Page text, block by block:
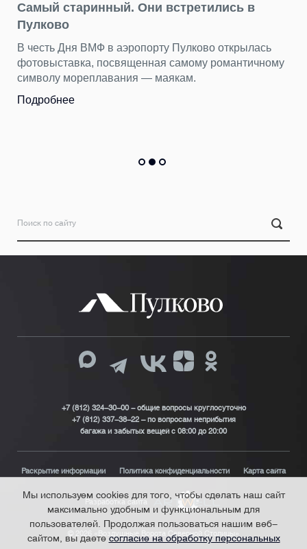
Самый старинный. Они встретились в
Пулково
В честь Дня ВМФ в аэропорту Пулково открылась
фотовыставка, посвященная самому романтичному
символу мореплавания — маякам.
Подробнее
+7 (812) 324-30-00 - общие вопросы круглосуточно
+7 (812) 337-38-22 – по вопросам неприбытия
багажа и забытых вещей с 08:00 до 20:00
Раскрытие информации Политика конфиденциальности Карта сайта
Разработка сайта
© 2026 «Воздушные Ворота Северной Столицы»
Мы используем cookies для того, чтобы сделать наш сайт
максимально удобным и функциональным для
пользователей. Продолжая пользоваться нашим веб-
сайтом, вы даетесогласие на обработку персональных